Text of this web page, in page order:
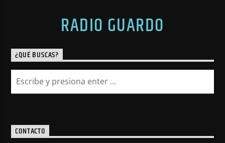
RADIO GUARDO
¿QUÉ BUSCAS?
CONTACTO